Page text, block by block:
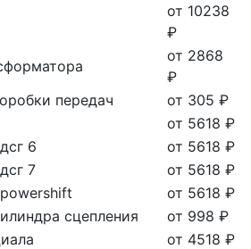
от 10238
₽
от 2868
₽
передач
от 305 ₽
от 5618 ₽
6
от 5618 ₽
7
от 5618 ₽
от 5618 ₽
сцепления
от 998 ₽
от 4518 ₽